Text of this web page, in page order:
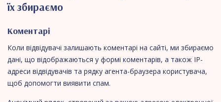
їх збираємо
Коментарі
Коли відвідувачі залишають коментарі на сайті, ми збираємо
дані, що відображаються у формі коментарів, а також IP-
адреси відвідувачів та рядку агента-браузера користувача,
щоб допомогти виявити спам.